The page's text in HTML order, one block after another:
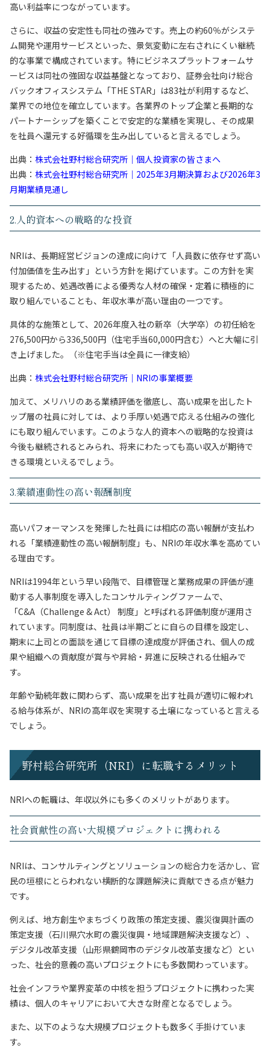
高い利益率につながっています。
さらに、収益の安定性も同社の強みです。売上の約60％がシステ
ム開発や運用サービスといった、景気変動に左右されにくい継続
的な事業で構成されています。特にビジネスプラットフォームサ
ービスは同社の強固な収益基盤となっており、証券会社向け総合
バックオフィスシステム「THE STAR」は83社が利用するなど、
業界での地位を確立しています。各業界のトップ企業と長期的な
パートナーシップを築くことで安定的な業績を実現し、その成果
を社員へ還元する好循環を生み出していると言えるでしょう。
出典： 株式会社野村総合研究所｜個人投資家の皆さまへ
出典： 株式会社野村総合研究所｜2025年3月期決算および2026年3
月期業績見通し
2.人的資本への戦略的な投資
NRIは、長期経営ビジョンの達成に向けて「人員数に依存せず高い
付加価値を生み出す」という方針を掲げています。この方針を実
現するため、処遇改善による優秀な人材の確保・定着に積極的に
取り組んでいることも、年収水準が高い理由の一つです。
具体的な施策として、2026年度入社の新卒（大学卒）の初任給を
276,500円から336,500円（住宅手当60,000円含む）へと大幅に引
き上げました。（※住宅手当は全員に一律支給）
出典： 株式会社野村総合研究所｜NRIの事業概要
加えて、メリハリのある業績評価を徹底し、高い成果を出したト
ップ層の社員に対しては、より手厚い処遇で応える仕組みの強化
にも取り組んでいます。このような人的資本への戦略的な投資は
今後も継続されるとみられ、将来にわたっても高い収入が期待で
きる環境といえるでしょう。
3.業績連動性の高い報酬制度
高いパフォーマンスを発揮した社員には相応の高い報酬が支払わ
れる「業績連動性の高い報酬制度」も、NRIの年収水準を高めてい
る理由です。
NRIは1994年という早い段階で、目標管理と業務成果の評価が連
動する人事制度を導入したコンサルティングファームで、
「C&A（Challenge & Act） 制度」と呼ばれる評価制度が運用さ
れています。同制度は、社員は半期ごとに自らの目標を設定し、
期末に上司との面談を通じて目標の達成度が評価され、個人の成
果や組織への貢献度が賞与や昇給・昇進に反映される仕組みで
す。
年齢や勤続年数に関わらず、高い成果を出す社員が適切に報われ
る給与体系が、NRIの高年収を実現する土壌になっていると言える
でしょう。
野村総合研究所（NRI）に転職するメリット
NRIへの転職は、年収以外にも多くのメリットがあります。
社会貢献性の高い大規模プロジェクトに携われる
NRIは、コンサルティングとソリューションの総合力を活かし、官
民の垣根にとらわれない横断的な課題解決に貢献できる点が魅力
です。
例えば、地方創生やまちづくり政策の策定支援、震災復興計画の
策定支援（石川県穴水町の震災復興・地域課題解決支援など）、
デジタル改革支援（山形県鶴岡市のデジタル改革支援など）とい
った、社会的意義の高いプロジェクトにも多数関わっています。
社会インフラや業界変革の中核を担うプロジェクトに携わった実
績は、個人のキャリアにおいて大きな財産となるでしょう。
また、以下のような大規模プロジェクトも数多く手掛けていま
す。